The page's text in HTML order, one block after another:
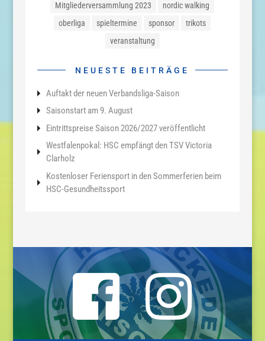
Mitgliederversammlung 2023
nordic walking
oberliga
spieltermine sponsor
trikots
veranstaltung
NEUESTE BEITRÄGE
Auftakt der neuen Verbandsliga-Saison
Saisonstart am 9. August
Eintrittspreise Saison 2026/2027 veröffentlicht
Westfalenpokal: HSC empfängt den TSV Victoria
Clarholz
Kostenloser Feriensport in den Sommerferien beim
HSC-Gesundheitssport